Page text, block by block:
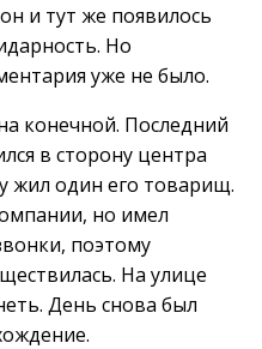
и тут же появилось
Но
уже не было.
конечной. Последний
в сторону центра
жил один его товарищ.
но имел
поэтому
На улице
День снова был